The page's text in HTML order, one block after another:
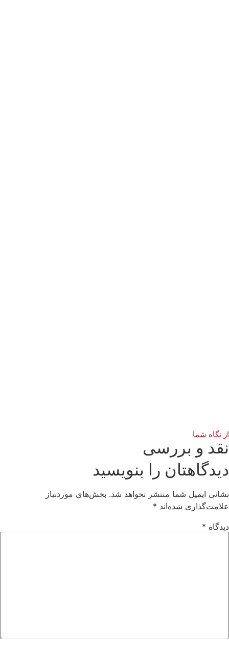
نگاه شما
و بررسی
را بنویسید
ایمیل شما منتشر نخواهد شد. بخش‌های موردنیاز
شده‌اند*
*